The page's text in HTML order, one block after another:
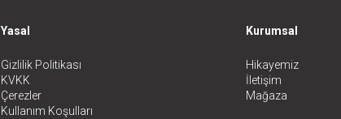
Yasal
Gizlilik Politikası
KVKK
Çerezler
Kullanım Koşulları
Kurumsal
Hikayemiz
İletişim
Mağaza